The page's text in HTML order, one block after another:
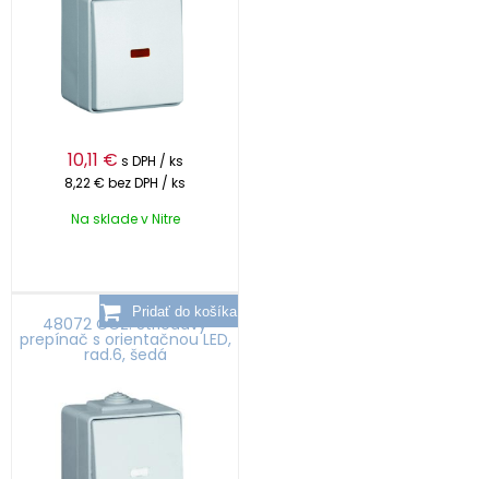
10,11 € s DPH / ks
8,22 € bez DPH / ks
Na sklade v Nitre
48072 CCZ: Striedavý
prepínač s orientačnou LED,
rad.6, šedá